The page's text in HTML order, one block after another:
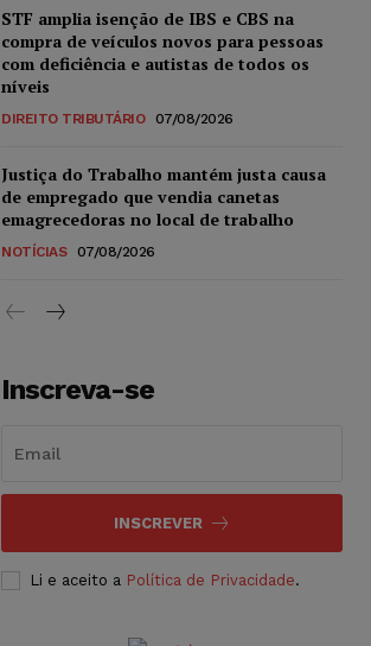
STF amplia isenção de IBS e CBS na
compra de veículos novos para pessoas
com deficiência e autistas de todos os
níveis
DIREITO TRIBUTÁRIO 07/08/2026
Justiça do Trabalho mantém justa causa
de empregado que vendia canetas
emagrecedoras no local de trabalho
NOTÍCIAS 07/08/2026
Inscreva-se
INSCREVER
Li e aceito a Política de Privacidade.